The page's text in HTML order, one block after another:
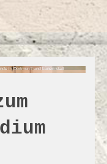
in Dortmund und Lünen statt